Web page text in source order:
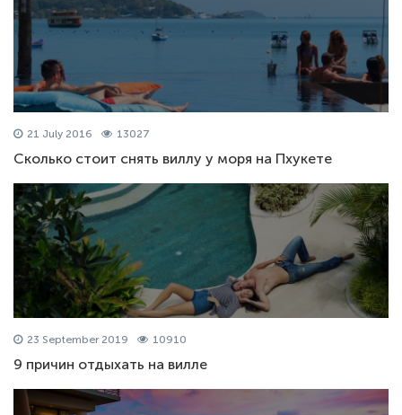
21 July 2016 13027
Сколько стоит снять виллу у моря на Пхукете
23 September 2019 10910
9 причин отдыхать на вилле